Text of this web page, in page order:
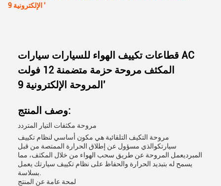
الإلكترونية 9 '
قطاعات تكييف الهواء للسيارات سيارات AC
المكثف مروحة حزمة متضمنة 12 فولت
المروحة الإلكترونية 9'
وصف المنتج:
مروحة مكثفات التيار المتردد
مروحة التكيف التلقائية هي مكون أساسي لنظام تكييف
سيارتكوالذي مسؤول عن إطلاق الحرارة الممتصة من قبل
المبرديعمل المروحة عن طريق سحب الهواء من خلال المكثف، مما
يسمح له بتبديد الحرارة والحفاظ على نظام تكييف سيارتك يعمل
لمحة عامة عن المنتج